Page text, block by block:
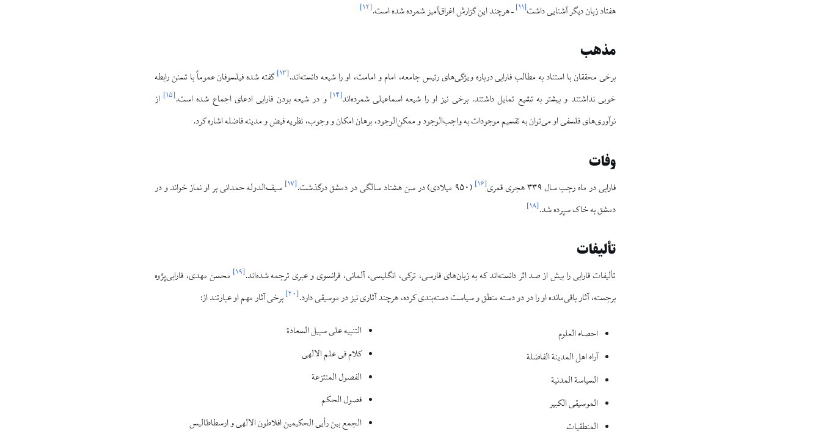
هفتاد زبان دیگر آشنایی داشت[۱۱]– هرچند این گزارش اغراق‌آمیز شمرده شده است.[۱۲]
مذهب
برخی محققان با استناد به مطالب فارابی درباره ویژگی‌های رئیس جامعه، امام و امامت، او را شیعه دانسته‌اند.[۱۳]گفته شده فیلسوفان عموماً با تسنن رابطه
خوبی نداشتند و بیشتر به تشیع تمایل داشتند. برخی نیز او را شیعه اسماعیلی شمرده‌اند[۱۴] و در شیعه بودن فارابی ادعای اجماع شده است.[۱۵] از
نوآوری‌های فلسفی او می‌توان به تقسیم موجودات به واجب‌الوجود و ممکن‌الوجود، برهان امکان و وجوب، نظریه فیض و مدینه فاضله اشاره کرد.
وفات
فارابی در ماه رجب سال ۳۳۹ هجری قمری [۱۶] (۹۵۰ میلادی) در سن هشتاد سالگی در دمشق درگذشت. [۱۷] سیف‌الدوله حمدانی بر او نماز خواند و در
دمشق به خاک سپرده شد.[۱۸]
تألیفات
تألیفات فارابی را بیش از صد اثر دانسته‌اند که به زبان‌های فارسی، ترکی، انگلیسی، آلمانی، فرانسوی و عبری ترجمه شده‌اند.[۱۹] محسن مهدی، فارابی‌پژوه
برجسته، آثار باقی‌مانده او را در دو دسته منطق و سیاست دسته‌بندی کرده، هرچند آثاری نیز در موسیقی دارد.[۲۰]برخی آثار مهم او عبارتند از:
احصاء العلوم
آراء اهل المدینة الفاضلة
السیاسة المدنیة
الموسیقی الکبیر
المنطقیات
التنبیه علی سبیل السعادة
کلام فی علم الالهی
الفصول المنتزعة
فصول الحکم
الجمع بین رأیی الحکیمین افلاطون الالهی و ارسطاطالیس